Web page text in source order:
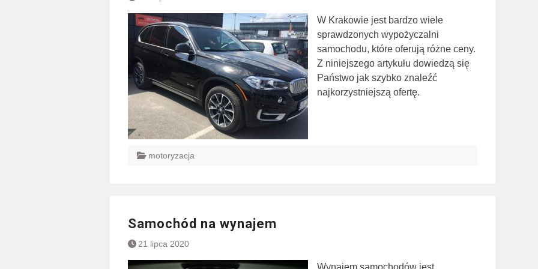
W Krakowie jest bardzo wiele
sprawdzonych wypożyczalni
samochodu, które oferują różne ceny.
Z niniejszego artykułu dowiedzą się
Państwo jak szybko znaleźć
najkorzystniejszą ofertę.
motoryzacja
Samochód na wynajem
21 lipca 2020
Wynajem samochodów jest